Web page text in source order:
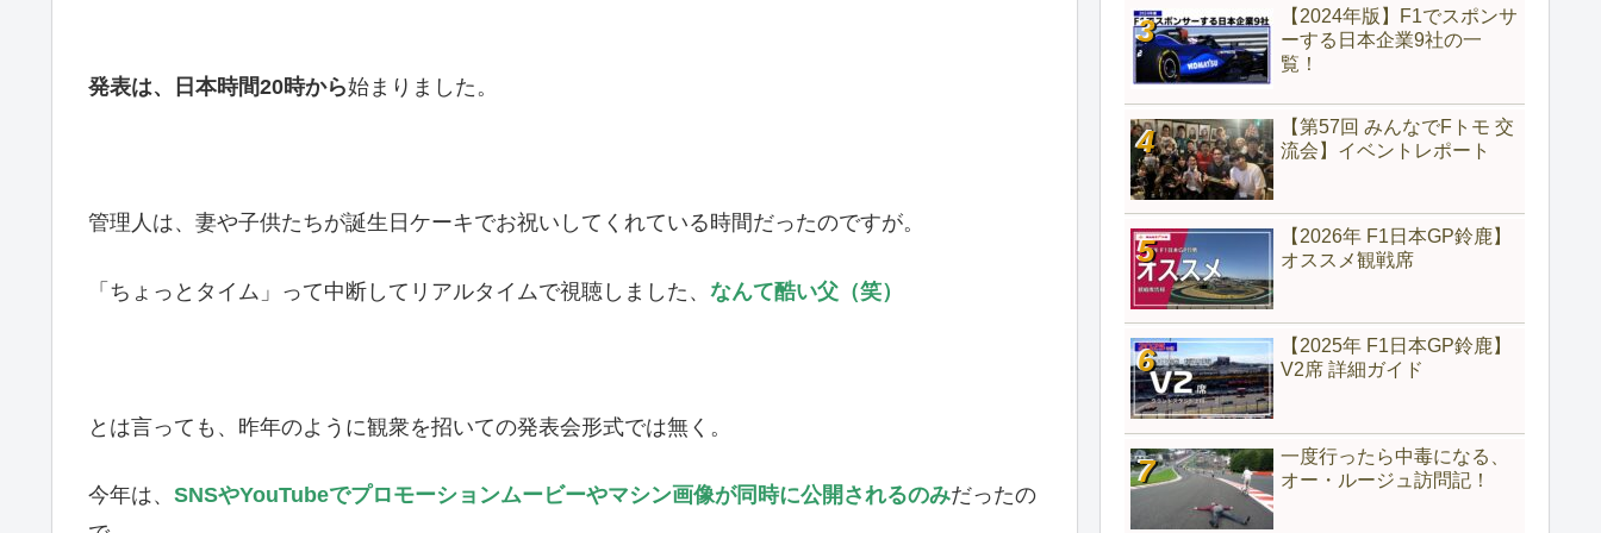
発表は、日本時間20時から始まりました。
管理人は、妻や子供たちが誕生日ケーキでお祝いしてくれている時間だったのですが。
「ちょっとタイム」って中断してリアルタイムで視聴しました、 なんて酷い父（笑）
とは言っても、昨年のように観衆を招いての発表会形式では無く。
今年は、 SNSやYouTubeでプロモーションムービーやマシン画像が同時に公開されるのみだったの
【2024年版】F1でスポンサ
ーする日本企業9社の一
覧！
【第57回 みんなでFトモ 交
流会】イベントレポート
【2026年 F1日本GP鈴鹿】
オススメ観戦席
【2025年 F1日本GP鈴鹿】
V2席 詳細ガイド
一度行ったら中毒になる、
オー・ルージュ訪問記！